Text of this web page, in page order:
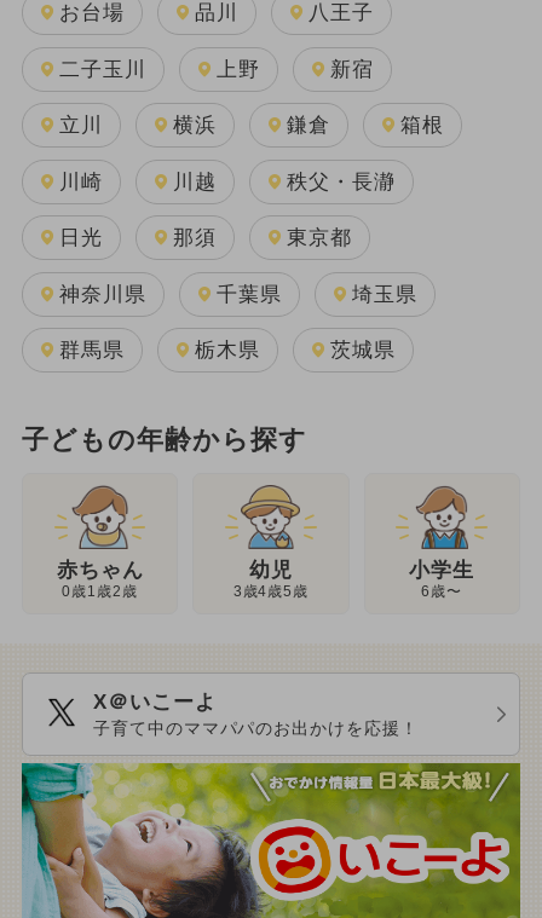
お台場 品川 八王子
二子玉川 上野 新宿
立川 横浜 鎌倉 箱根
川崎 川越 秩父・長瀞
日光 那須 東京都
神奈川県 千葉県 埼玉県
群馬県 栃木県 茨城県
子どもの年齢から探す
赤ちゃん
0歳1歳2歳
幼児
3歳4歳5歳
小学生
6歳〜
X＠いこーよ
子育て中のママパパのお出かけを応援！